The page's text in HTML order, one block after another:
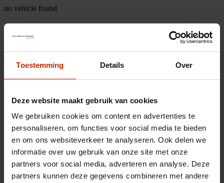
Toestemming Details Over
Deze website maakt gebruik van cookies
We gebruiken cookies om content en advertenties te
personaliseren, om functies voor social media te bieden
en om ons websiteverkeer te analyseren. Ook delen we
informatie over uw gebruik van onze site met onze
partners voor social media, adverteren en analyse. Deze
partners kunnen deze gegevens combineren met andere
no vehicle found